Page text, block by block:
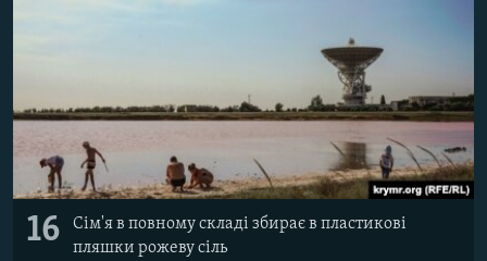
16
Сім'я в повному складі збирає в пластикові
пляшки рожеву сіль